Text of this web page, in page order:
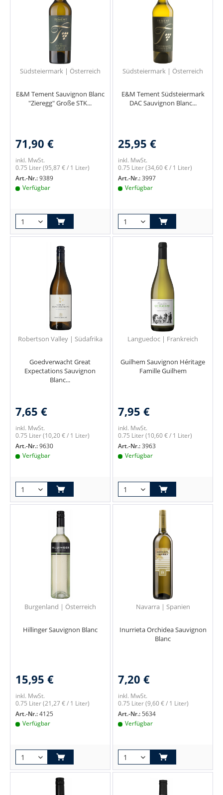
Südsteiermark | Österreich
E&M Tement Sauvignon Blanc
"Zieregg" Große STK...
71,90 €
inkl. MwSt.
0.75 Liter(95,87 € / 1 Liter)
Art.-Nr.:9389
Verfügbar
Südsteiermark | Österreich
E&M Tement Südsteiermark
DAC Sauvignon Blanc...
25,95 €
inkl. MwSt.
0.75 Liter(34,60 € / 1 Liter)
Art.-Nr.:3997
Verfügbar
Robertson Valley | Südafrika
Goedverwacht Great
Expectations Sauvignon
Blanc...
7,65 €
inkl. MwSt.
0.75 Liter(10,20 € / 1 Liter)
Art.-Nr.:9630
Verfügbar
Languedoc | Frankreich
Guilhem Sauvignon Héritage
Famille Guilhem
7,95 €
inkl. MwSt.
0.75 Liter(10,60 € / 1 Liter)
Art.-Nr.:3963
Verfügbar
Burgenland | Österreich
Hillinger Sauvignon Blanc
15,95 €
inkl. MwSt.
0.75 Liter(21,27 € / 1 Liter)
Art.-Nr.:4125
Verfügbar
Navarra | Spanien
Inurrieta Orchidea Sauvignon
Blanc
7,20 €
inkl. MwSt.
0.75 Liter(9,60 € / 1 Liter)
Art.-Nr.:5634
Verfügbar